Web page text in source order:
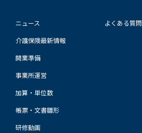
ニュース
介護保険最新情報
開業準備
事業所運営
加算・単位数
帳票・文書雛形
研修動画
よくある質問